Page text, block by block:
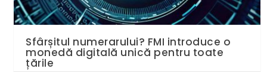
Sfârșitul numerarului? FMI introduce o
monedă digitală unică pentru toate
țările